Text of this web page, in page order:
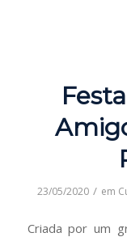
23/05/2020 / em
Criada por um